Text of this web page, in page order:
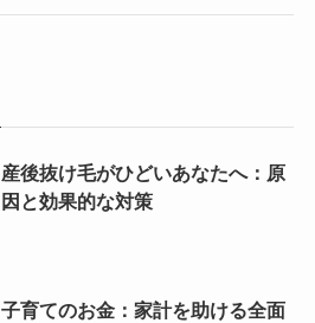
産後抜け毛がひどいあなたへ：原
因と効果的な対策
子育てのお金：家計を助ける全面